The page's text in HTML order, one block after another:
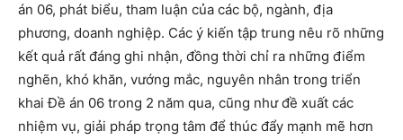
án 06, phát biểu, tham luận của các bộ, ngành, địa
phương, doanh nghiệp. Các ý kiến tập trung nêu rõ những
kết quả rất đáng ghi nhận, đồng thời chỉ ra những điểm
nghẽn, khó khăn, vướng mắc, nguyên nhân trong triển
khai Đề án 06 trong 2 năm qua, cũng như đề xuất các
nhiệm vụ, giải pháp trọng tâm để thúc đẩy mạnh mẽ hơn